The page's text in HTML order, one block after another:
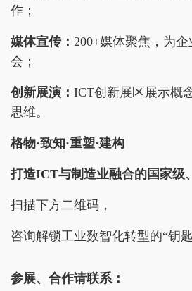
作；
媒体宣传： 200+媒体聚焦，为
会；
创新展演： ICT创新展区展示概
思维。
格物·致知·重塑·建构
打造ICT与制造业融合的国家级
扫描下方二维码，
咨询解锁工业数智化转型的“钥匙
参展、合作请联系：